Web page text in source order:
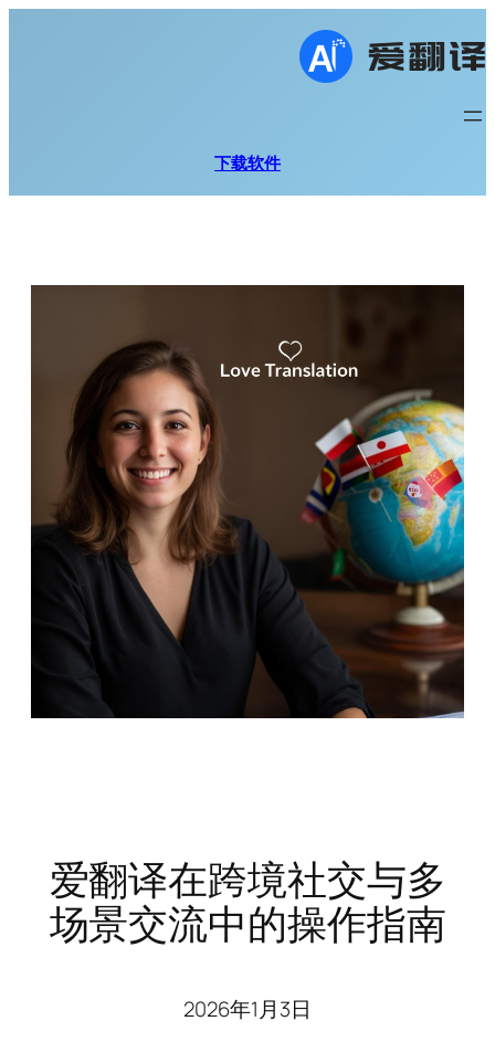
下载软件
爱翻译在跨境社交与多
场景交流中的操作指南
2026年1月3日